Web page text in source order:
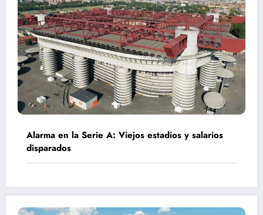
Alarma en la Serie A: Viejos estadios y salarios
disparados